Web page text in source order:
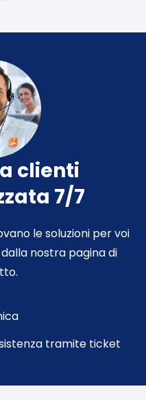
clienti
7/7
le soluzioni per voi
nostra pagina di
tramite ticket